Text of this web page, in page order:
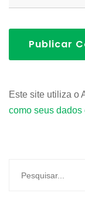
Publicar
Este site utiliza o
como seus